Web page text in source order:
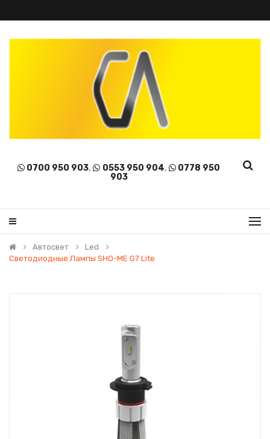
0700 950 903, 0553 950 904,
0778 950
903
Автосвет
Led
Светодиодные Лампы SHO-ME G7 Lite